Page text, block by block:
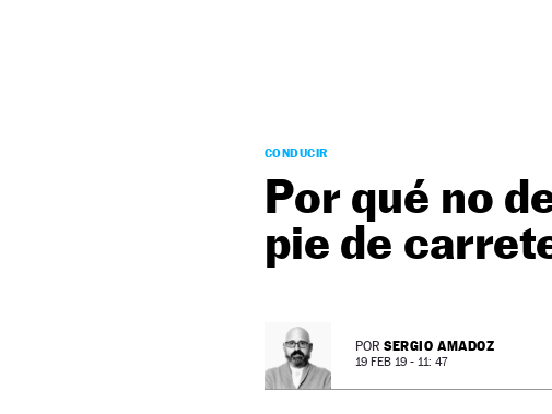
CONDUCIR
Por qué no
pie de
POR SERGIO AMADOZ
19 FEB 19 - 11: 47